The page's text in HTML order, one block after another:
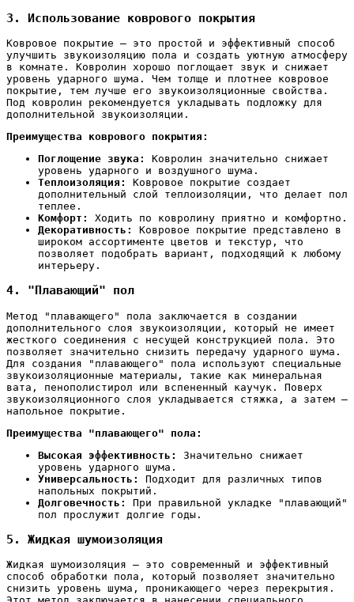
3. Использование коврового покрытия
Ковровое покрытие – это простой и эффективный способ
улучшить звукоизоляцию пола и создать уютную атмосферу
в комнате. Ковролин хорошо поглощает звук и снижает
уровень ударного шума. Чем толще и плотнее ковровое
покрытие, тем лучше его звукоизоляционные свойства.
Под ковролин рекомендуется укладывать подложку для
дополнительной звукоизоляции.
Преимущества коврового покрытия:
Поглощение звука:
Ковролин значительно снижает
уровень ударного и воздушного шума.
Теплоизоляция:
Ковровое покрытие создает
дополнительный слой теплоизоляции, что делает пол
теплее.
Комфорт:
Ходить по ковролину приятно и комфортно.
Декоративность:
Ковровое покрытие представлено в
широком ассортименте цветов и текстур, что
позволяет подобрать вариант, подходящий к любому
интерьеру.
4. "Плавающий" пол
Метод "плавающего" пола заключается в создании
дополнительного слоя звукоизоляции, который не имеет
жесткого соединения с несущей конструкцией пола. Это
позволяет значительно снизить передачу ударного шума.
Для создания "плавающего" пола используют специальные
звукоизоляционные материалы, такие как минеральная
вата, пенополистирол или вспененный каучук. Поверх
звукоизоляционного слоя укладывается стяжка, а затем –
напольное покрытие.
Преимущества "плавающего" пола:
Высокая эффективность:
Значительно снижает
уровень ударного шума.
Универсальность:
Подходит для различных типов
напольных покрытий.
Долговечность:
При правильной укладке "плавающий"
пол прослужит долгие годы.
5. Жидкая шумоизоляция
Жидкая шумоизоляция ‒ это современный и эффективный
способ обработки пола, который позволяет значительно
снизить уровень шума, проникающего через перекрытия.